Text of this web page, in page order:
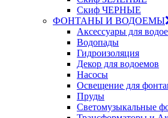
Скиф ЧЕРНЫЕ
ФОНТАНЫ И ВОДОЕМЫ
Аксессуары для
Водопады
Гидроизоляция
Декор для водоемов
Насосы
Освещение для
Пруды
Светомузыкальные